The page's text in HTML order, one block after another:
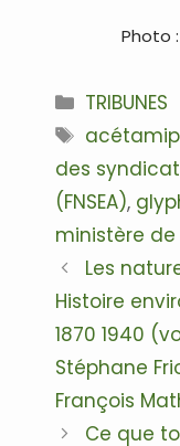
Photo
Catégories
TRIBUNES
Étiquettes
des
(FNSEA),
ministère
Navigation
des
Les
Histoire
1870 1940
Stéphane
François
Ce que